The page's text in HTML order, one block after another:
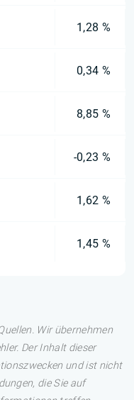
1,28 %
0,34 %
8,85 %
-0,23 %
1,62 %
1,45 %
Wir übernehmen
Der Inhalt dieser
und ist nicht
die Sie auf